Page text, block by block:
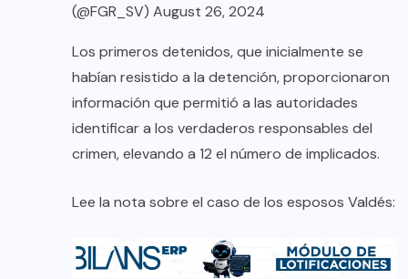
(@FGR_SV) August 26, 2024
Los primeros detenidos, que inicialmente se
habían resistido a la detención, proporcionaron
información que permitió a las autoridades
identificar a los verdaderos responsables del
crimen, elevando a 12 el número de implicados.
Lee la nota sobre el caso de los esposos Valdés: